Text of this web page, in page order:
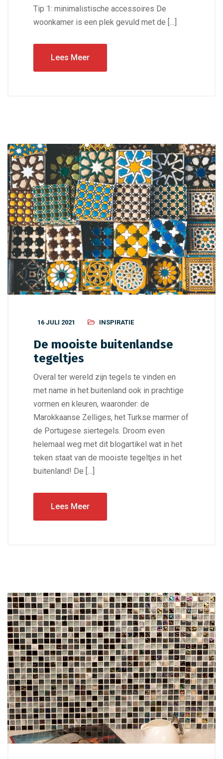
Tip 1: minimalistische accessoires De
woonkamer is een plek gevuld met de […]
Lees Meer
16 JULI 2021 INSPIRATIE
De mooiste buitenlandse
tegeltjes
Overal ter wereld zijn tegels te vinden en
met name in het buitenland ook in prachtige
vormen en kleuren, waaronder: de
Marokkaanse Zelliges, het Turkse marmer of
de Portugese siertegels. Droom even
helemaal weg met dit blogartikel wat in het
teken staat van de mooiste tegeltjes in het
buitenland! De […]
Lees Meer